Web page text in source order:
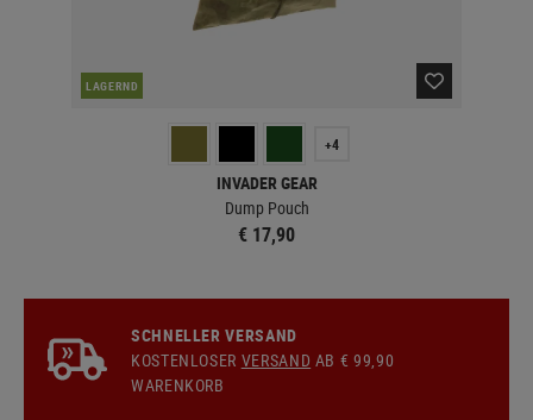
LAGERND
+4
INVADER GEAR
Dump Pouch
€ 17,90
SCHNELLER VERSAND
KOSTENLOSER VERSAND AB € 99,90
WARENKORB